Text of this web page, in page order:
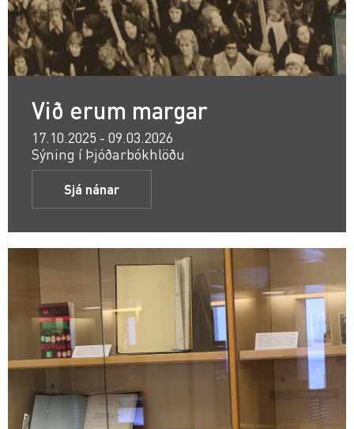
Við erum margar
17.10.2025 - 09.03.2026
Sýning í Þjóðarbókhlöðu
Sjá nánar